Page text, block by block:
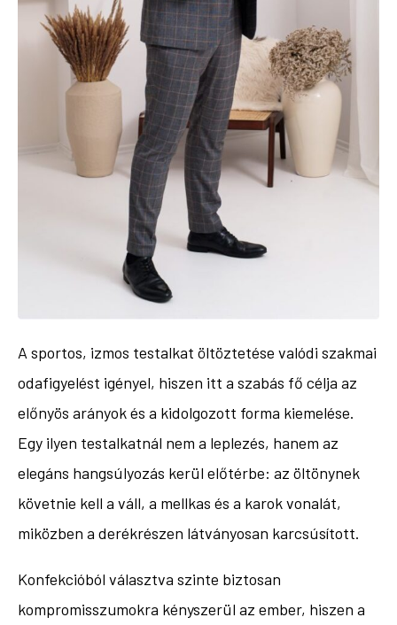
A sportos, izmos testalkat öltöztetése valódi szakmai
odafigyelést igényel, hiszen itt a szabás fő célja az
előnyös arányok és a kidolgozott forma kiemelése.
Egy ilyen testalkatnál nem a leplezés, hanem az
elegáns hangsúlyozás kerül előtérbe: az öltönynek
követnie kell a váll, a mellkas és a karok vonalát,
miközben a derékrészen látványosan karcsúsított.
Konfekcióból választva szinte biztosan
kompromisszumokra kényszerül az ember, hiszen a